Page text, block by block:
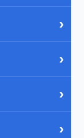
›
›
›
›